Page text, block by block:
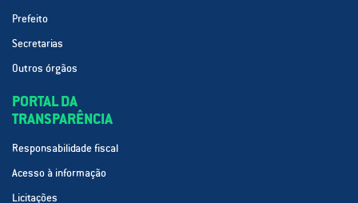
Prefeito
Secretarias
Outros órgãos
PORTAL DA
TRANSPARÊNCIA
Responsabilidade fiscal
Acesso à informação
Licitações